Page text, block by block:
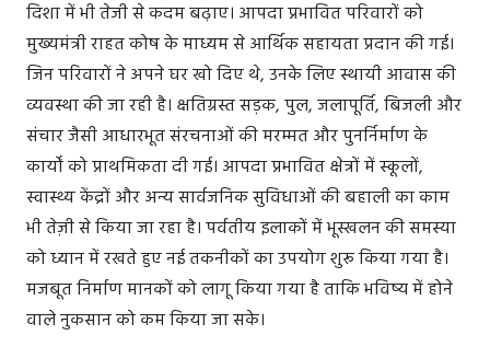
दिशा में भी तेजी से कदम बढ़ाए। आपदा प्रभावित परिवारों को
मुख्यमंत्री राहत कोष के माध्यम से आर्थिक सहायता प्रदान की गई।
जिन परिवारों ने अपने घर खो दिए थे, उनके लिए स्थायी आवास की
व्यवस्था की जा रही है। क्षतिग्रस्त सड़क, पुल, जलापूर्ति, बिजली और
संचार जैसी आधारभूत संरचनाओं की मरम्मत और पुनर्निर्माण के
कार्यों को प्राथमिकता दी गई। आपदा प्रभावित क्षेत्रों में स्कूलों,
स्वास्थ्य केंद्रों और अन्य सार्वजनिक सुविधाओं की बहाली का काम
भी तेज़ी से किया जा रहा है। पर्वतीय इलाकों में भूस्खलन की समस्या
को ध्यान में रखते हुए नई तकनीकों का उपयोग शुरू किया गया है।
मजबूत निर्माण मानकों को लागू किया गया है ताकि भविष्य में होने
वाले नुकसान को कम किया जा सके।